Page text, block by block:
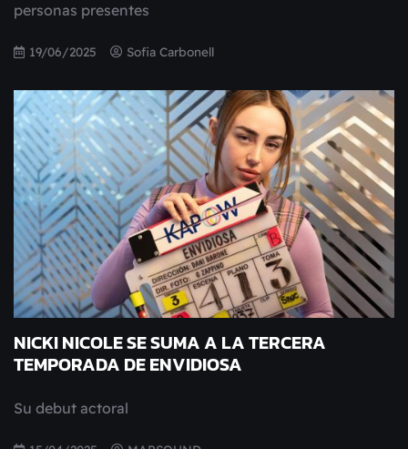
personas presentes
19/06/2025 Sofia Carbonell
NICKI NICOLE SE SUMA A LA TERCERA
TEMPORADA DE ENVIDIOSA
Su debut actoral